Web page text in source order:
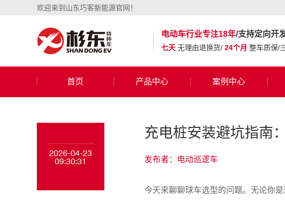
欢迎来到山东巧客新能源官网！
电动车行业专注18年/支持定向开
七天 无理由退换货/ 24个月 整车质保/
首页 产品中心 案例中心
2026-04-23
09:30:31
充电桩安装避坑指南
发布者：电动巡逻车
今天来聊聊球车选型的问题。无论你